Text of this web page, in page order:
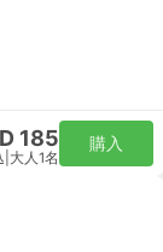
185
大人1名
購入